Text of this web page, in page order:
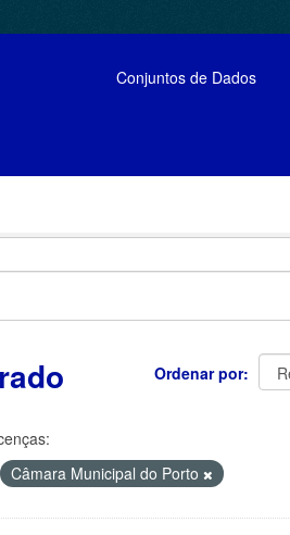
Conjuntos de Dados
Ordenar por
Câmara Municipal do Porto